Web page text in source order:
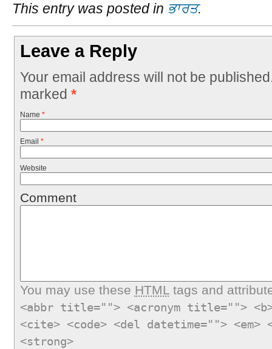
This entry was posted in ਭਾਰਤ.
Leave a Reply
Your email address will not be
marked *
Name *
Email *
Website
Comment
You may use these HTMLtags and
<abbr title=""> <acronym title="">
<cite> <code> <del datetime="">
<strong>